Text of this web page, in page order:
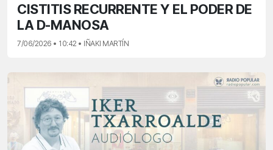
CISTITIS RECURRENTE Y EL PODER DE
LA D-MANOSA
7/06/2026 • 10:42 • IÑAKI MARTÍN